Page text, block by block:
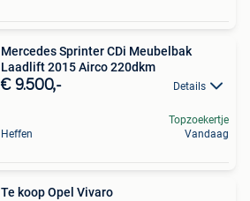
Mercedes Sprinter CDi Meubelbak
Laadlift 2015 Airco 220dkm
€ 9.500,- Details
Heffen
Topzoekertje
Vandaag
Te koop Opel Vivaro